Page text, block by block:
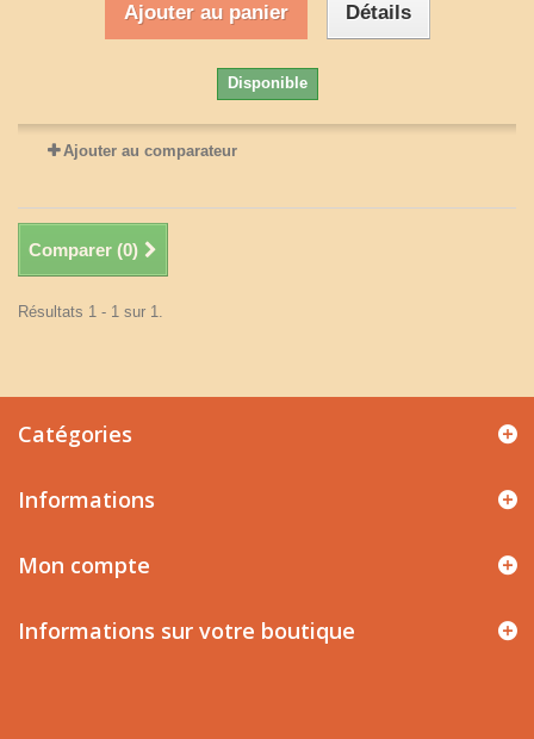
Ajouter au panier Détails
Disponible
Ajouter au comparateur
Comparer (0)
Résultats 1 - 1 sur 1.
Catégories
Informations
Mon compte
Informations sur votre boutique